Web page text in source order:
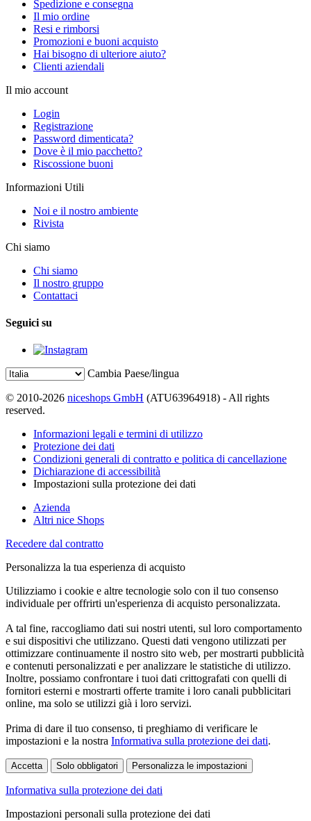
Spedizione e consegna
Il mio ordine
Resi e rimborsi
Promozioni e buoni acquisto
Hai bisogno di ulteriore aiuto?
Clienti aziendali
Il mio account
Login
Registrazione
Password dimenticata?
Dove è il mio pacchetto?
Riscossione buoni
Informazioni Utili
Noi e il nostro ambiente
Rivista
Chi siamo
Chi siamo
Il nostro gruppo
Contattaci
Seguici su
Cambia Paese/lingua
© 2010-2026 niceshops GmbH (ATU63964918) - All rights
reserved.
Informazioni legali e termini di utilizzo
Protezione dei dati
Condizioni generali di contratto e politica di cancellazione
Dichiarazione di accessibilità
Impostazioni sulla protezione dei dati
Azienda
Altri nice Shops
Recedere dal contratto
Personalizza la tua esperienza di acquisto
Utilizziamo i cookie e altre tecnologie solo con il tuo consenso
individuale per offrirti un'esperienza di acquisto personalizzata.
A tal fine, raccogliamo dati sui nostri utenti, sul loro comportamento
e sui dispositivi che utilizzano. Questi dati vengono utilizzati per
ottimizzare continuamente il nostro sito web, per mostrarti pubblicità
e contenuti personalizzati e per analizzare le statistiche di utilizzo.
Inoltre, possiamo confrontare i tuoi dati crittografati con quelli di
fornitori esterni e mostrarti offerte tramite i loro canali pubblicitari
online, ma solo se utilizzi già i loro servizi.
Prima di dare il tuo consenso, ti preghiamo di verificare le
impostazioni e la nostra Informativa sulla protezione dei dati.
Accetta Solo obbligatori Personalizza le impostazioni
Informativa sulla protezione dei dati
Impostazioni personali sulla protezione dei dati